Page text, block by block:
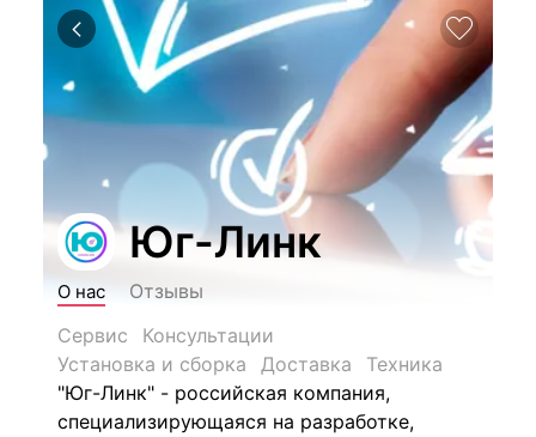
Юг-Линк
О нас
Отзывы
Сервис
Консультации
Установка и сборка
Доставка
Техника
"Юг-Линк" - российская компания,
специализирующаяся на разработке,